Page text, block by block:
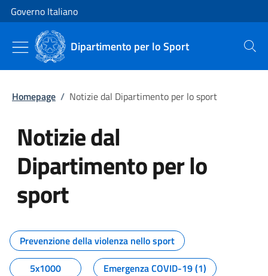
Vai al contenuto
Vai alla navigazione del sito
Governo Italiano
Dipartimento per lo Sport Cerca
Homepage / Notizie dal Dipartimento per lo sport
Notizie dal
Dipartimento per lo
sport
Tutti i contenuti della pagina
Prevenzione della violenza nello sport
5x1000
Emergenza COVID-19 (1)